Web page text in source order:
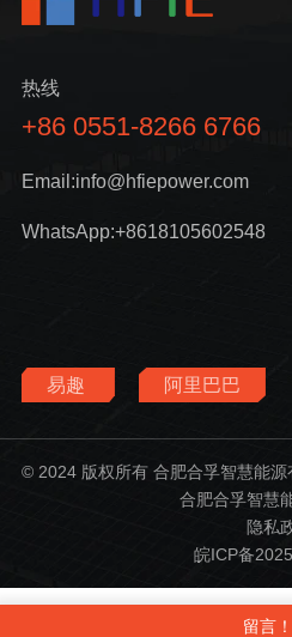
热线
+86 0551-8266 6766
Email:info@hfiepower.com
WhatsApp:+8618105602548
易趣 阿里巴巴
© 2024 版权所有 合肥合孚智慧能
合肥合孚智慧
隐私
皖ICP备
留言！